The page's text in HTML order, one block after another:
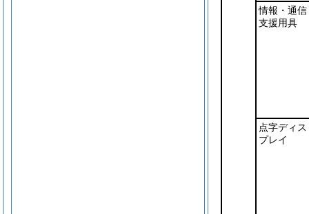
情報・通信
支援用具
点字ディス
プレイ